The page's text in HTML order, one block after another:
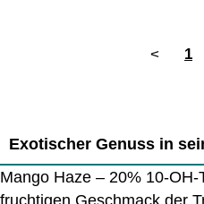
< 1
Exotischer Genuss in
Mango Haze – 20% 10-